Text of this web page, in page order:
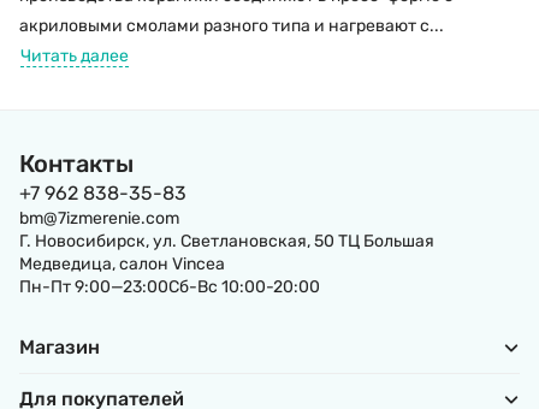
акриловыми смолами разного типа и нагревают с...
Читать далее
Контакты
+7 962 838-35-83
bm@7izmerenie.com
Г. Новосибирск, ул. Светлановская, 50 ТЦ Большая
Медведица, салон Vincea
Пн-Пт 9:00—23:00Сб-Вс 10:00-20:00
Магазин
Для покупателей